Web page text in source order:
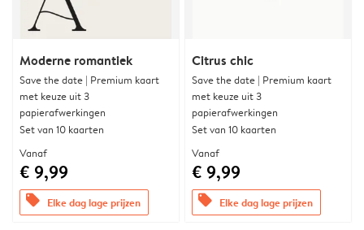
Moderne romantiek
Save the date | Premium kaart
met keuze uit 3
papierafwerkingen
Set van 10 kaarten
Vanaf
€ 9,99
offers Elke dag lage prijzen
Citrus chic
Save the date | Premium kaart
met keuze uit 3
papierafwerkingen
Set van 10 kaarten
Vanaf
€ 9,99
offers Elke dag lage prijzen